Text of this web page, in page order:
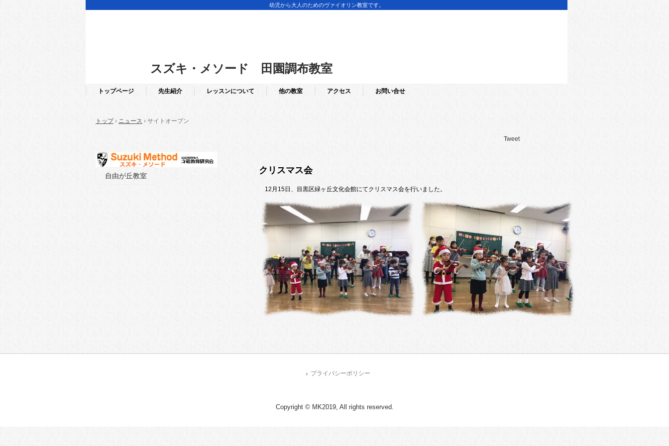
スズキ・メソード 田園調布教室
幼児から大人のためのヴァイオリン教室です。
トップページ 先生紹介 レッスンについて 他の教室 アクセス お問い合せ
トップ › ニュース › サイトオープン
Tweet
クリスマス会
12月15日、目黒区緑ヶ丘文化会館にてクリスマス会を行いました。
自由が丘教室
プライバシーポリシー
Copyright © MK2019, All rights reserved.